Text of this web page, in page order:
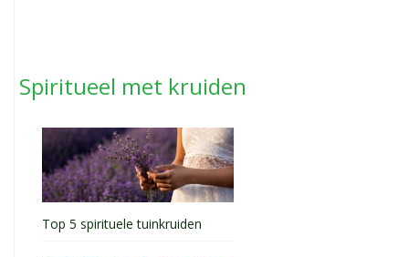
Spiritueel met kruiden
Top 5 spirituele tuinkruiden